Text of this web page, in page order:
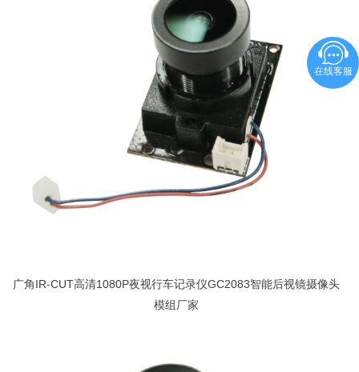
广角IR-CUT高清1080P夜视行车记录仪GC2083智能后视镜摄像头
模组厂家
在线客服